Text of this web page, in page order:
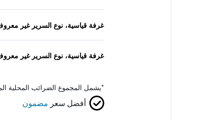
غرفة قياسية، نوع السرير غير
غرفة قياسية، نوع السرير غير
*يشمل المجموع الضرائب المحلية
أفضل سعر مضمون